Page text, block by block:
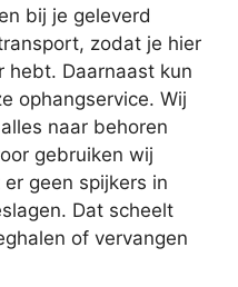
bij je geleverd
zodat je hier
hebt. Daarnaast kun
ophangservice. Wij
naar behoren
gebruiken wij
geen spijkers in
Dat scheelt
of vervangen